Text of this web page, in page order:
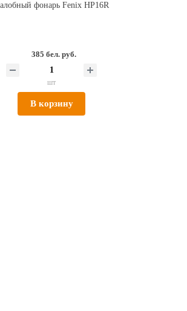
фонарь Fenix HP16R
385 бел. руб.
шт
В корзину